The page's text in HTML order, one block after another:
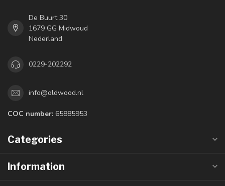
De Buurt 30
1679 GG Midwoud
Nederland
0229-202292
info@oldwood.nl
COC number: 65885953
Categories
Information